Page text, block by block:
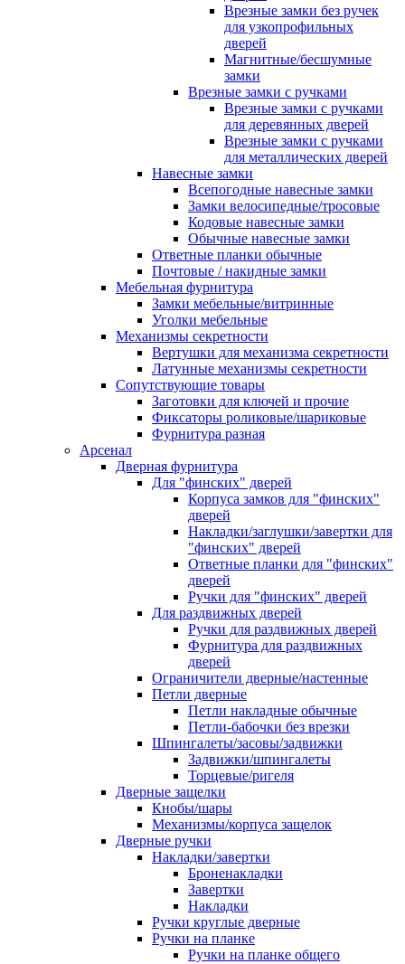
Врезные замки без ручек
для узкопрофильных
дверей
Магнитные/бесшумные
замки
Врезные замки с ручками
Врезные замки с ручками
для деревянных дверей
Врезные замки с ручками
для металлических дверей
Навесные замки
Всепогодные навесные замки
Замки велосипедные/тросовые
Кодовые навесные замки
Обычные навесные замки
Ответные планки обычные
Почтовые / накидные замки
Мебельная фурнитура
Замки мебельные/витринные
Уголки мебельные
Механизмы секретности
Вертушки для механизма секретности
Латунные механизмы секретности
Сопутствующие товары
Заготовки для ключей и прочие
Фиксаторы роликовые/шариковые
Фурнитура разная
Арсенал
Дверная фурнитура
Для "финских" дверей
Корпуса замков для "финских"
дверей
Накладки/заглушки/завертки для
"финских" дверей
Ответные планки для "финских"
дверей
Ручки для "финских" дверей
Для раздвижных дверей
Ручки для раздвижных дверей
Фурнитура для раздвижных
дверей
Ограничители дверные/настенные
Петли дверные
Петли накладные обычные
Петли-бабочки без врезки
Шпингалеты/засовы/задвижки
Задвижки/шпингалеты
Торцевые/ригеля
Дверные защелки
Кнобы/шары
Механизмы/корпуса защелок
Дверные ручки
Накладки/завертки
Броненакладки
Завертки
Накладки
Ручки круглые дверные
Ручки на планке
Ручки на планке общего